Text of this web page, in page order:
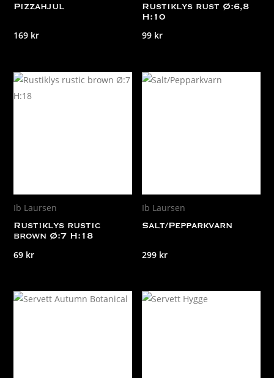
Pizzahjul
169 kr
Rustiklys rust Ø:6,8
H:10
99 kr
Ib Laursen
Rustiklys rustic
brown Ø:7 H:18
69 kr
Ib Laursen
Salt/Pepparkvarn
299 kr